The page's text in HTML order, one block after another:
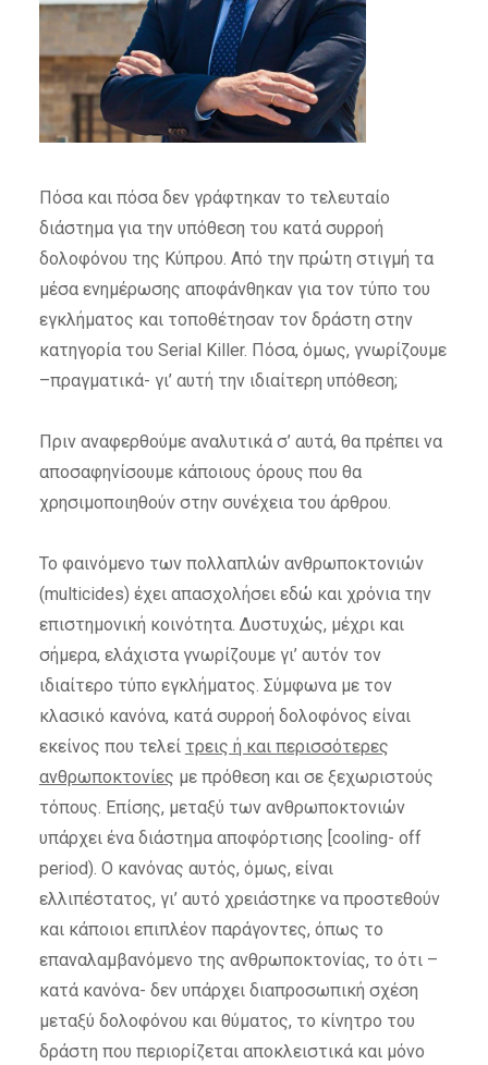
Πόσα και πόσα δεν γράφτηκαν το τελευταίο
διάστημα για την υπόθεση του κατά συρροή
δολοφόνου της Κύπρου. Από την πρώτη στιγμή τα
μέσα ενημέρωσης αποφάνθηκαν για τον τύπο του
εγκλήματος και τοποθέτησαν τον δράστη στην
κατηγορία του Serial Killer. Πόσα, όμως, γνωρίζουμε
–πραγματικά- γι’ αυτή την ιδιαίτερη υπόθεση;
Πριν αναφερθούμε αναλυτικά σ’ αυτά, θα πρέπει να
αποσαφηνίσουμε κάποιους όρους που θα
χρησιμοποιηθούν στην συνέχεια του άρθρου.
Το φαινόμενο των πολλαπλών ανθρωποκτονιών
(multicides) έχει απασχολήσει εδώ και χρόνια την
επιστημονική κοινότητα. Δυστυχώς, μέχρι και
σήμερα, ελάχιστα γνωρίζουμε γι’ αυτόν τον
ιδιαίτερο τύπο εγκλήματος. Σύμφωνα με τον
κλασικό κανόνα, κατά συρροή δολοφόνος είναι
εκείνος που τελεί τρεις ή και περισσότερες
ανθρωποκτονίες με πρόθεση και σε ξεχωριστούς
τόπους. Επίσης, μεταξύ των ανθρωποκτονιών
υπάρχει ένα διάστημα αποφόρτισης [cooling- off
period). Ο κανόνας αυτός, όμως, είναι
ελλιπέστατος, γι’ αυτό χρειάστηκε να προστεθούν
και κάποιοι επιπλέον παράγοντες, όπως το
επαναλαμβανόμενο της ανθρωποκτονίας, το ότι –
κατά κανόνα- δεν υπάρχει διαπροσωπική σχέση
μεταξύ δολοφόνου και θύματος, το κίνητρο του
δράστη που περιορίζεται αποκλειστικά και μόνο